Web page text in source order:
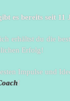
es bereits seit 11
erhältst du die
Erfolg!
Impulse und
!